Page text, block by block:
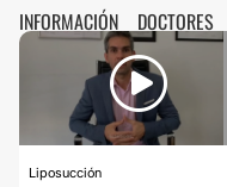
INFORMACIÓN DOCTORES
Liposucción